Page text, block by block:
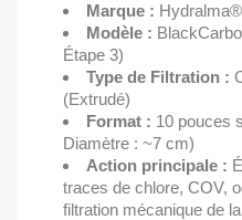
Marque : Hydralma®
Modèle :
Étape 3)
Type de Filtration :
(Extrudé)
Format : 10 pouces
Diamètre : ~7 cm)
Action principale :
traces de chlore, COV,
filtration mécanique de